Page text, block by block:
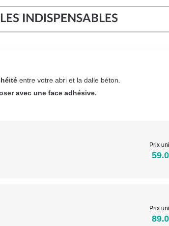
LES INDISPENSABLES
entre votre abri et la dalle béton.
avec une face adhésive.
Prix
Prix